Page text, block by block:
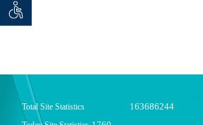
توان
Total Site Statistics 163686244